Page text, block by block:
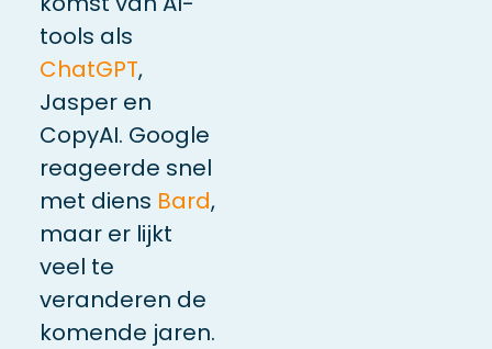
tools als
ChatGPT,
Jasper en
CopyAI. Google
reageerde snel
met diens Bard,
maar er lijkt
veel te
veranderen de
komende jaren.